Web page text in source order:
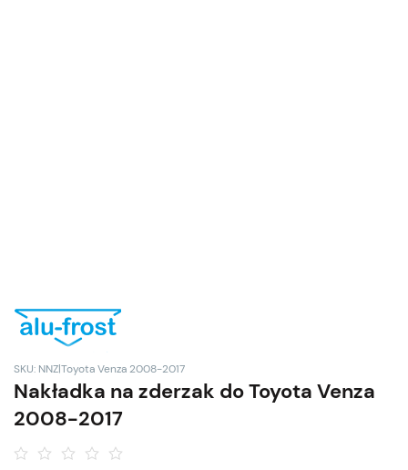
SKU: NNZ|Toyota Venza 2008-2017
Nakładka na zderzak do Toyota Venza
2008-2017